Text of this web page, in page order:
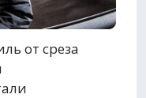
от среза